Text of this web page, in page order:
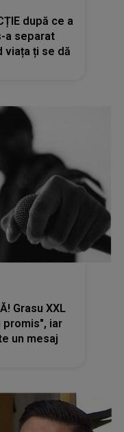
după ce a
a separat
viața ți se dă
Grasu XXL
promis", iar
un mesaj